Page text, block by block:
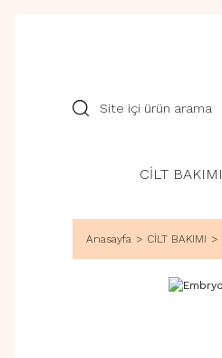
CİLT BAKIMI
Anasayfa CİLT BAKIMI